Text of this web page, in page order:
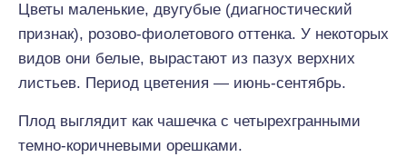
Цветы маленькие, двугубые (диагностический
признак), розово-фиолетового оттенка. У некоторых
видов они белые, вырастают из пазух верхних
листьев. Период цветения — июнь-сентябрь.
Плод выглядит как чашечка с четырехгранными
темно-коричневыми орешками.